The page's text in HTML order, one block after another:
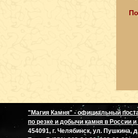
"Магия Камня" - официальный
по резке и добычи камня в России
454091, г. Челябинск, ул. Пушкина,